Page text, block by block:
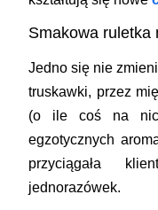
Smakowa ruletka
Jedno się nie
truskawki, przez
(o ile coś na
egzotycznych
przyciągała
jednorazówek.